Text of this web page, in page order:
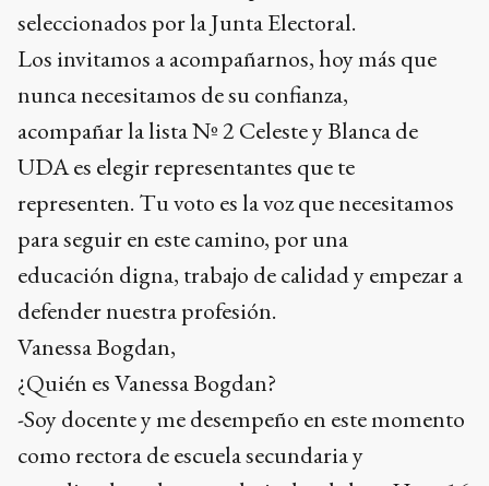
seleccionados por la Junta Electoral.
Los invitamos a acompañarnos, hoy más que
nunca necesitamos de su confianza,
acompañar la lista Nº 2 Celeste y Blanca de
UDA es elegir representantes que te
representen. Tu voto es la voz que necesitamos
para seguir en este camino, por una
educación digna, trabajo de calidad y empezar a
defender nuestra profesión.
Vanessa Bogdan,
¿Quién es Vanessa Bogdan?
-Soy docente y me desempeño en este momento
como rectora de escuela secundaria y